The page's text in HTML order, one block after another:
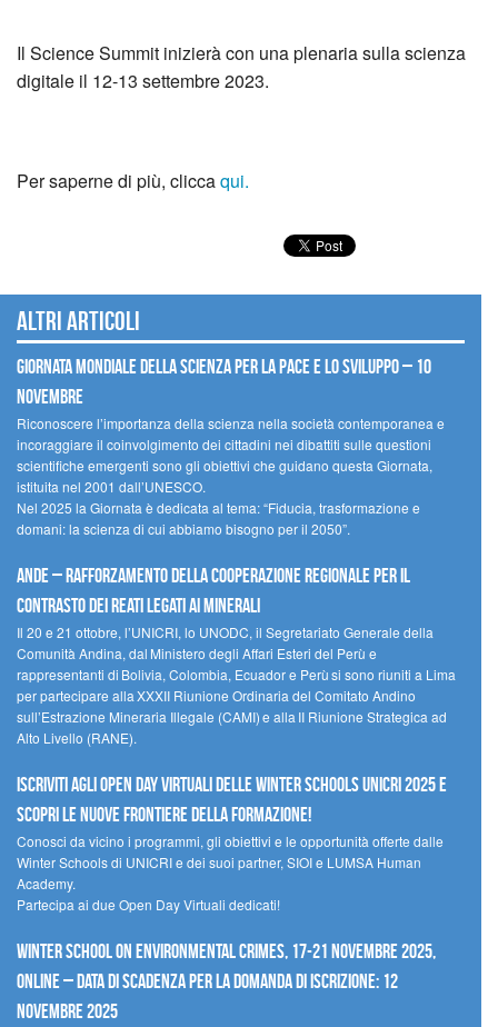
Il Science Summit inizierà con una plenaria sulla scienza
digitale il 12-13 settembre 2023.
Per saperne di più, cliccaqui.
Altri articoli
Giornata mondiale della scienza per la pace e lo sviluppo – 10
novembre
Riconoscere l’importanza della scienza nella società contemporanea e
incoraggiare il coinvolgimento dei cittadini nei dibattiti sulle questioni
scientifiche emergenti sono gli obiettivi che guidano questa Giornata,
istituita nel 2001 dall’UNESCO.
Nel 2025 la Giornata è dedicata al tema: “Fiducia, trasformazione e
domani: la scienza di cui abbiamo bisogno per il 2050”.
Ande – Rafforzamento della cooperazione regionale per il
contrasto dei reati legati ai minerali
Il 20 e 21 ottobre, l’UNICRI, lo UNODC, il Segretariato Generale della
Comunità Andina, dal Ministero degli Affari Esteri del Perù e
rappresentanti di Bolivia, Colombia, Ecuador e Perù si sono riuniti a Lima
per partecipare alla XXXII Riunione Ordinaria del Comitato Andino
sull’Estrazione Mineraria Illegale (CAMI) e alla II Riunione Strategica ad
Alto Livello (RANE).
Iscriviti agli Open Day Virtuali delle Winter Schools UNICRI 2025 e
scopri le nuove frontiere della formazione!
Conosci da vicino i programmi, gli obiettivi e le opportunità offerte dalle
Winter Schools di UNICRI e dei suoi partner, SIOI e LUMSA Human
Academy.
Partecipa ai due Open Day Virtuali dedicati!
Winter School on Environmental Crimes, 17-21 novembre 2025,
Online – Data di scadenza per la domanda di iscrizione: 12
novembre 2025